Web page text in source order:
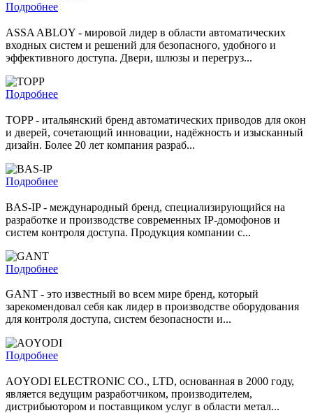
Подробнее
ASSA ABLOY - мировой лидер в области автоматических
входных систем и решений для безопасного, удобного и
эффективного доступа. Двери, шлюзы и перегруз...
Подробнее
TOPP - итальянский бренд автоматических приводов для окон
и дверей, сочетающий инновации, надёжность и изысканный
дизайн. Более 20 лет компания разраб...
Подробнее
BAS-IP - международный бренд, специализирующийся на
разработке и производстве современных IP-домофонов и
систем контроля доступа. Продукция компании с...
Подробнее
GANT - это известный во всем мире бренд, который
зарекомендовал себя как лидер в производстве оборудования
для контроля доступа, систем безопасности и...
Подробнее
AOYODI ELECTRONIC CO., LTD, основанная в 2000 году,
является ведущим разработчиком, производителем,
дистрибьютором и поставщиком услуг в области метал...